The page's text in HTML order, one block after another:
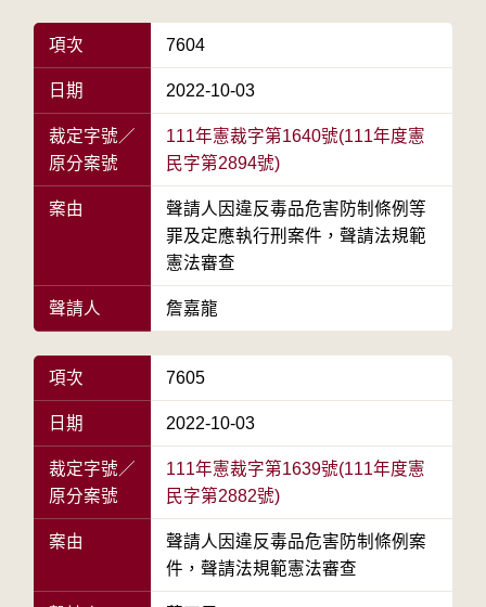
項次 7604
日期 2022-10-03
裁定字號／
原分案號
111年憲裁字第1640號(111年度憲
民字第2894號)
案由
聲請人因違反毒品危害防制條例等
罪及定應執行刑案件，聲請法規範
憲法審查
聲請人 詹嘉龍
項次 7605
日期 2022-10-03
裁定字號／
原分案號
111年憲裁字第1639號(111年度憲
民字第2882號)
案由
聲請人因違反毒品危害防制條例案
件，聲請法規範憲法審查